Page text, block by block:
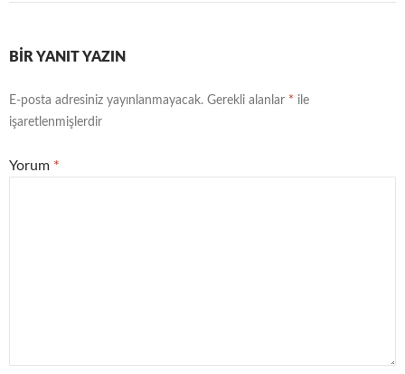
BIR YANIT YAZIN
E-posta adresiniz yayınlanmayacak. Gerekli alanlar * ile
işaretlenmişlerdir
Yorum *